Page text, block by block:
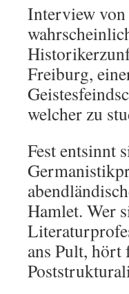
Interview von
Freiburg,
welcher zu
Fest entsinnt
Hamlet. Wer
ans Pult, hört